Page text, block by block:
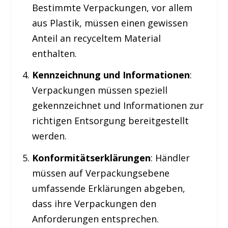
Bestimmte Verpackungen, vor allem
aus Plastik, müssen einen gewissen
Anteil an recyceltem Material
enthalten.
Kennzeichnung und Informationen:
Verpackungen müssen speziell
gekennzeichnet und Informationen zur
richtigen Entsorgung bereitgestellt
werden.
Konformitätserklärungen: Händler
müssen auf Verpackungsebene
umfassende Erklärungen abgeben,
dass ihre Verpackungen den
Anforderungen entsprechen.